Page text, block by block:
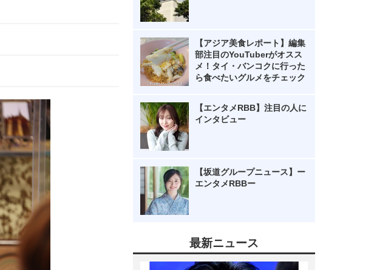
【アジア美食レポート】編集
部注目のYouTuberがオスス
メ！タイ・バンコクに行った
ら食べたいグルメをチェック
【エンタメRBB】注目の人に
インタビュー
【坂道グループニュース】ー
エンタメRBBー
最新ニュース